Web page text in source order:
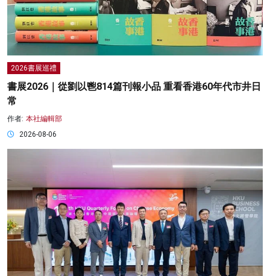
2026書展巡禮
書展2026｜從劉以鬯814篇刊報小品 重看香港60年代市井日
常
作者: 本社編輯部
2026-08-06